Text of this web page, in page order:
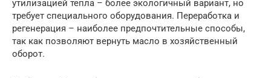
утилизацией тепла – более экологичный вариант, но
требует специального оборудования. Переработка и
регенерация – наиболее предпочтительные способы,
так как позволяют вернуть масло в хозяйственный
оборот.